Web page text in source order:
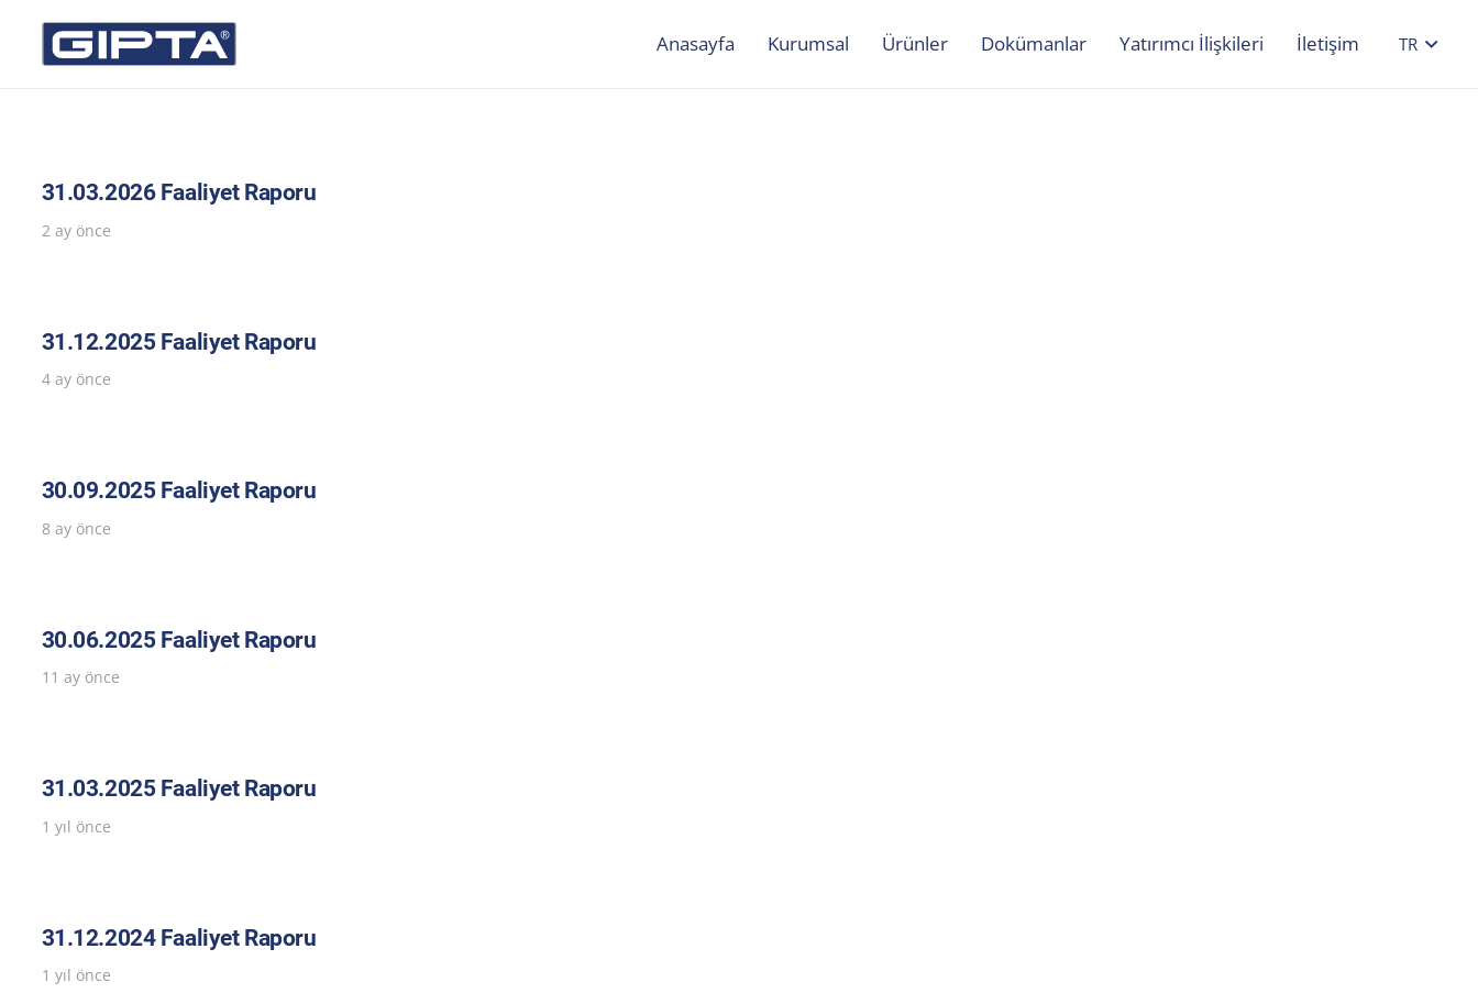
Anasayfa Kurumsal Ürünler Dokümanlar Yatırımcı İlişkileri İletişim TR
31.03.2026 Faaliyet Raporu
2 ay önce
31.12.2025 Faaliyet Raporu
4 ay önce
30.09.2025 Faaliyet Raporu
8 ay önce
30.06.2025 Faaliyet Raporu
11 ay önce
31.03.2025 Faaliyet Raporu
1 yıl önce
31.12.2024 Faaliyet Raporu
1 yıl önce